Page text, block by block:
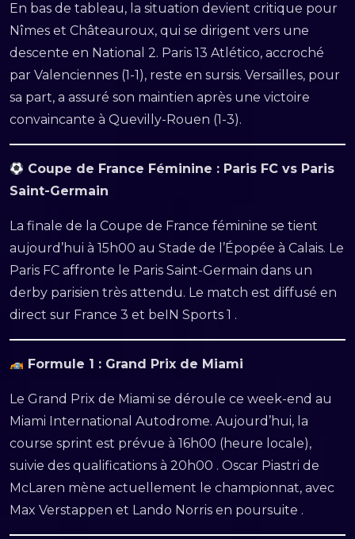
En bas de tableau, la situation devient critique pour
Nîmes et Châteauroux, qui se dirigent vers une
descente en National 2. Paris 13 Atlético, accroché
par Valenciennes (1-1), reste en sursis. Versailles, pour
sa part, a assuré son maintien après une victoire
convaincante à Quevilly-Rouen (1-3).
Coupe de France Féminine : Paris FC vs Paris
Saint-Germain
La finale de la Coupe de France féminine se tient
aujourd’hui à 15h00 au Stade de l’Épopée à Calais. Le
Paris FC affronte le Paris Saint-Germain dans un
derby parisien très attendu. Le match est diffusé en
direct sur France 3 et beIN Sports 1 .
Formule 1 : Grand Prix de Miami
Le Grand Prix de Miami se déroule ce week-end au
Miami International Autodrome. Aujourd’hui, la
course sprint est prévue à 16h00 (heure locale),
suivie des qualifications à 20h00 . Oscar Piastri de
McLaren mène actuellement le championnat, avec
Max Verstappen et Lando Norris en poursuite .